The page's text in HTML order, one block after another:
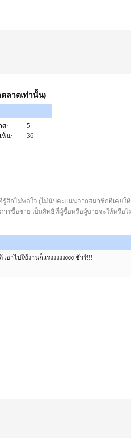
ตลาดเท่านั้น)
ศ:
5
ห็น:
36
ที่รู้สึกไม่พอใจ (ไม่นับคะแนนจากสมาชิกที่เคยใ
การซื้อขาย เป็นสิทธิที่ผู้ซื้อหรือผู้ขายจะให้หรือ
อาไปใช้งานก็แรงงงงงงงง ชัวร์!!!